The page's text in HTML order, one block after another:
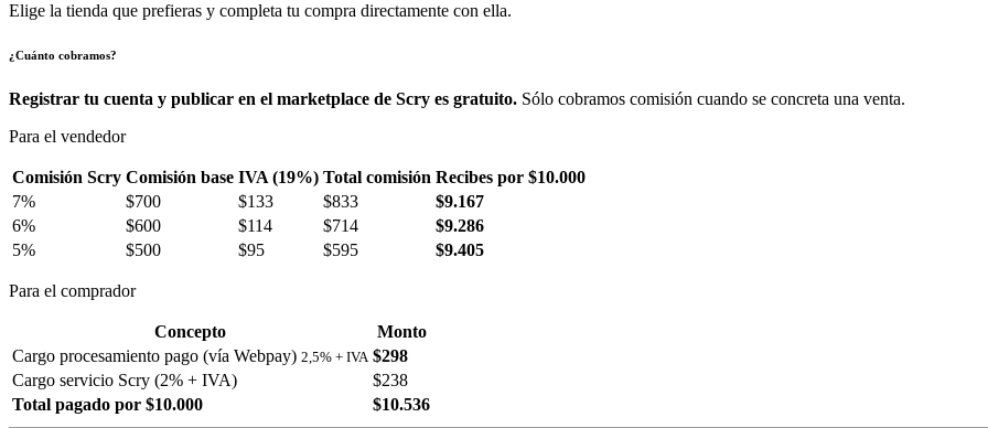
Elige la tienda que prefieras y completa tu compra directamente con ella.
¿Cuánto cobramos?
Registrar tu cuenta y publicar en el marketplace de Scry es gratuito. Sólo cobramos comisión cuando se concreta una venta.
Para el vendedor
Comisión Scry Comisión base IVA (19%) Total comisión Recibes por $10.000
7%
$700 $133 $833
$9.167
6%
$600 $114 $714
$9.286
5%
$500 $95 $595 $9.405
Para el comprador
Concepto
Monto
Cargo procesamiento pago (vía Webpay) 2,5% + IVA $298
Cargo servicio Scry (2% + IVA)
$238
Total pagado por $10.000
$10.536